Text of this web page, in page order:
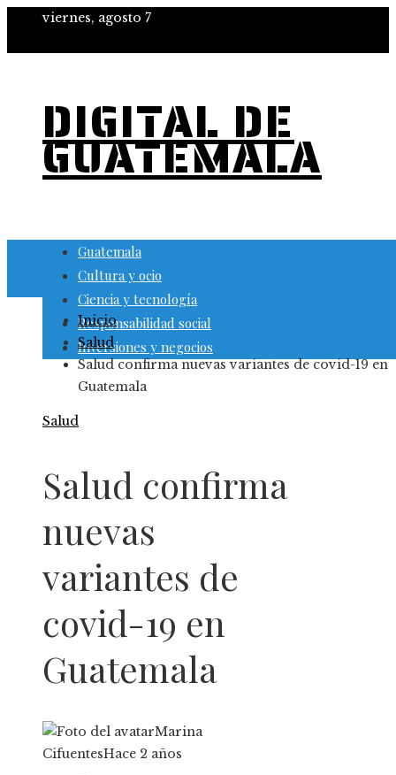
viernes, agosto 7
DIGITAL DE
GUATEMALA
Guatemala
Cultura y ocio
Ciencia y tecnología
Responsabilidad social
Inversiones y negocios
Inicio
Salud
Salud confirma nuevas variantes de covid-19 en
Guatemala
Salud
Salud confirma
nuevas
variantes de
covid-19 en
Guatemala
Marina
CifuentesHace 2 años